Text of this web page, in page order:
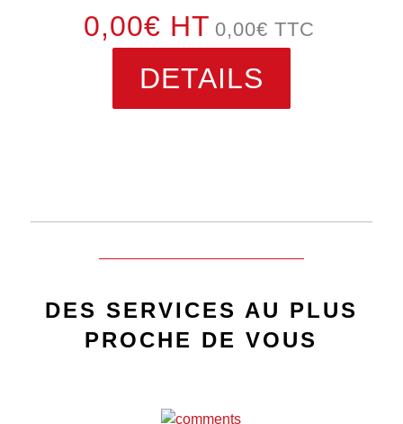
0,00€ HT 0,00€ TTC
DETAILS
DES SERVICES AU PLUS
PROCHE DE VOUS